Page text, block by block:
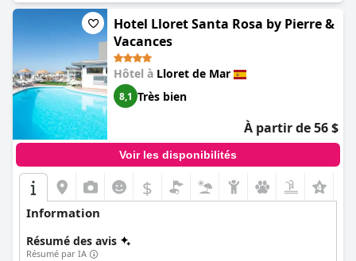
Hotel Lloret Santa Rosa by Pierre &
Vacances
Hôtel à Lloret de Mar
8,1 Très bien
À partir de 56 $
Voir les disponibilités
$
Information
Résumé des avis
Résumé par IA